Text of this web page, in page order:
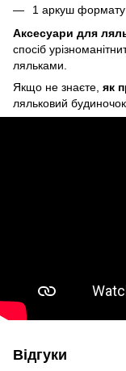
1 аркуш
Аксесуари для
спосіб
ляльками.
Якщо не знаєте, як
ляльковий
Відгуки